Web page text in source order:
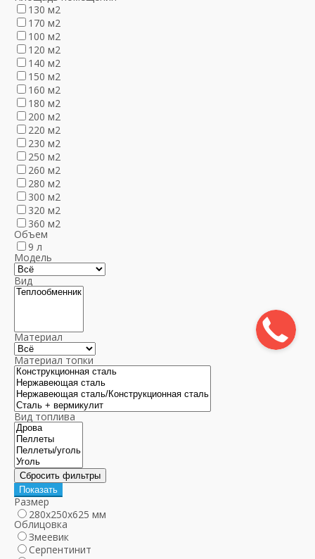
130 м2
170 м2
100 м2
120 м2
140 м2
150 м2
160 м2
180 м2
200 м2
220 м2
230 м2
250 м2
260 м2
280 м2
300 м2
320 м2
360 м2
Объем
9 л
Модель
Вид
Материал
Материал топки
Вид топлива
Размер
280х250х625 мм
Облицовка
Змеевик
Серпентинит